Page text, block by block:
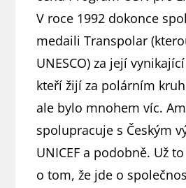
V roce 1992 dokonce
medaili Transpolar
UNESCO) za její
kteří žijí za polárním
ale bylo mnohem víc.
spolupracuje s Českým
UNICEF a podobně. Už
o tom, že jde o